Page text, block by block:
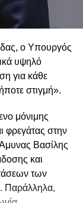
ο Υπουργός
υψηλό
για κάθε
στιγμή».
μόνιμης
φρεγάτας στην
Βασίλης
και
των
Παράλληλα,